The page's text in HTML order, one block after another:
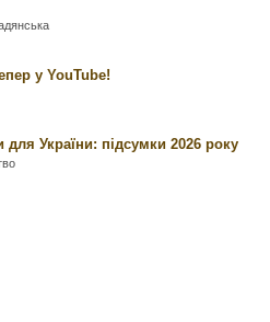
у YouTube!
України: підсумки 2026 року